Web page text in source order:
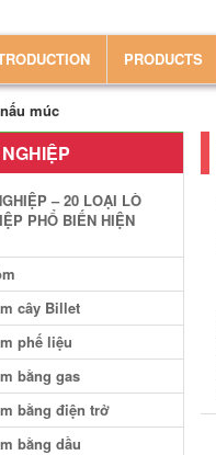
PRODUCTS
múc
– 20 LOẠI LÒ
PHỔ BIẾN HIỆN
cây Billet
phế liệu
bằng gas
bằng điện trở
bằng dầu